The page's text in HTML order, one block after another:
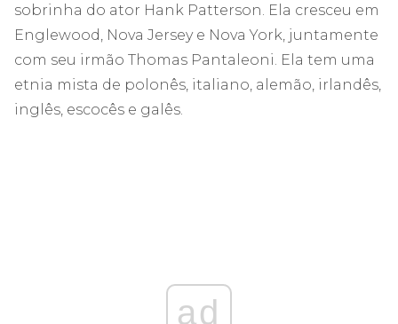
sobrinha do ator Hank Patterson. Ela cresceu em
Englewood, Nova Jersey e Nova York, juntamente
com seu irmão Thomas Pantaleoni. Ela tem uma
etnia mista de polonês, italiano, alemão, irlandês,
inglês, escocês e galês.
ad